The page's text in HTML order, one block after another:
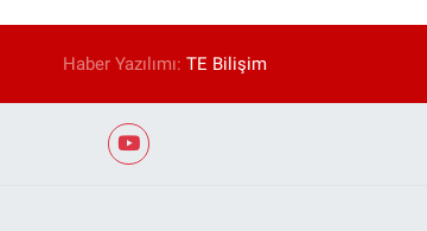
Haber Yazılımı:TE Bilişim